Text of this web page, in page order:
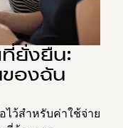
ที่ยั่งยืน:
ของฉัน
ว้สำหรับค่าใช้จ่าย